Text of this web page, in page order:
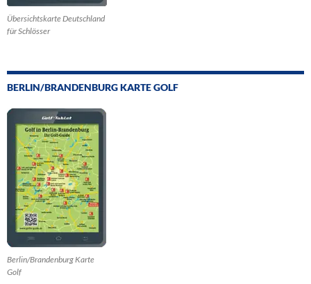
Übersichtskarte Deutschland
für Schlösser
BERLIN/BRANDENBURG KARTE GOLF
Berlin/Brandenburg Karte
Golf